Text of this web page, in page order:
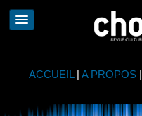
ACCUEIL | A PROPOS|